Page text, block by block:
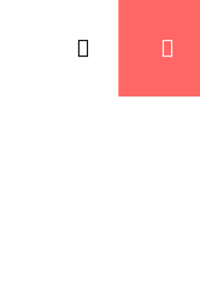
CHILI PFEFFERSuchen